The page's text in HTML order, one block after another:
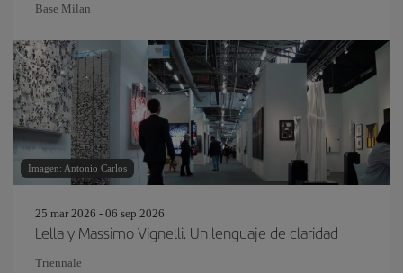
Base Milan
Imagen: Antonio Carlos
25 mar 2026 - 06 sep 2026
Lella y Massimo Vignelli. Un lenguaje de claridad
Triennale